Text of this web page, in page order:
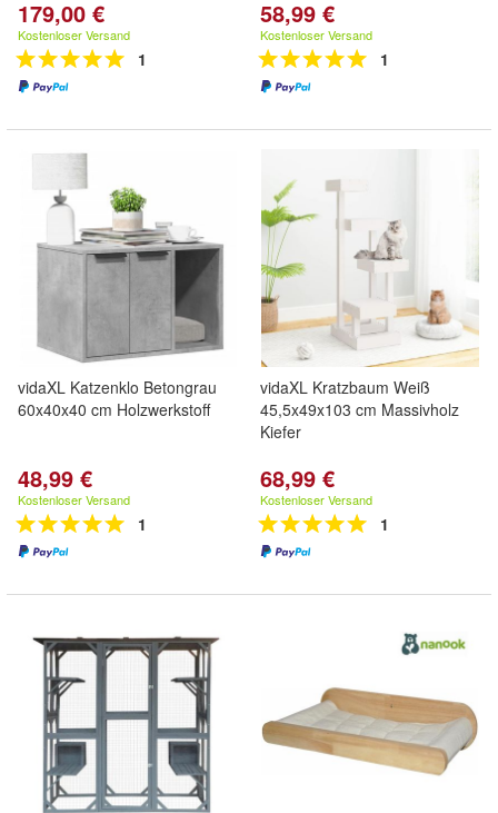
179,00 €
Kostenloser Versand
1
58,99 €
Kostenloser Versand
1
vidaXL Katzenklo Betongrau
60x40x40 cm Holzwerkstoff
48,99 €
Kostenloser Versand
1
vidaXL Kratzbaum Weiß
45,5x49x103 cm Massivholz
Kiefer
68,99 €
Kostenloser Versand
1